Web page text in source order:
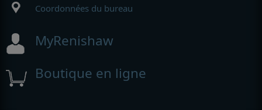
Coordonnées du bureau
MyRenishaw
Boutique en ligne